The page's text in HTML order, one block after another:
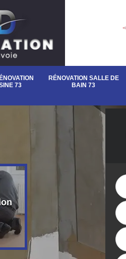
73
RÉNOVATION SALLE DE
BAIN 73
Rénovation salle de